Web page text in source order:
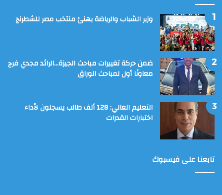
وزير الشباب والرياضة يهنئ منتخب مصر للشطرنج
ضمن حركة تغييرات مباحث الجيزة…الرائد مجدي فرج
معاونًا أول لمباحث الوراق
التعليم العالي: 128 ألف طالب يسجلون لأداء
اختبارات القدرات
تابعنا على فيسبوك